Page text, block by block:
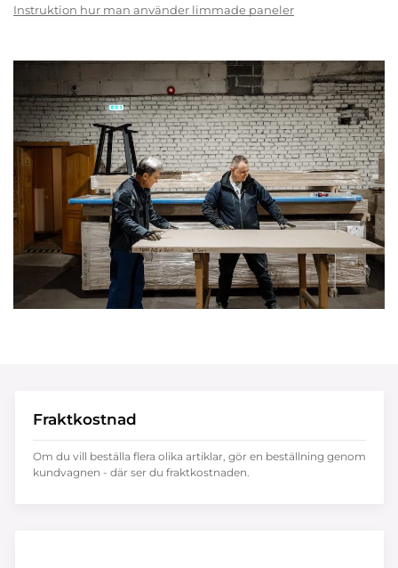
Instruktion hur man använder limmade paneler
Fraktkostnad
Om du vill beställa flera olika artiklar, gör en beställning genom
kundvagnen - där ser du fraktkostnaden.